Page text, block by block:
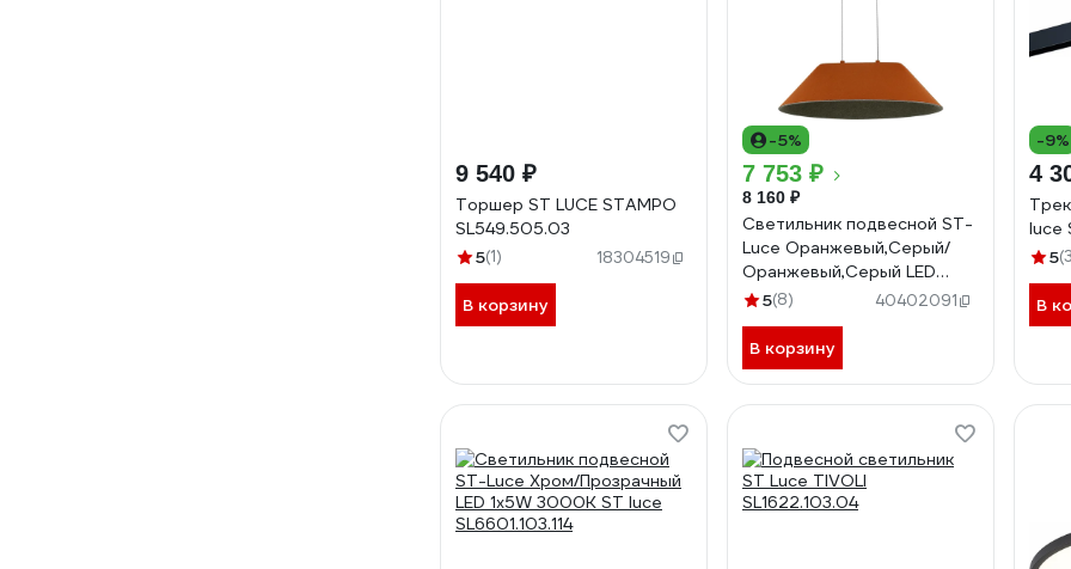
9 540 ₽
Торшер ST LUCE STAMPO
SL549.505.03
5(1) 18304519
В корзину
-5%
7 753 ₽
8 160 ₽
Светильник подвесной ST-
Luce Оранжевый,Серый/
Оранжевый,Серый LED
1х12W ST luce SL3001.723.01
5(8) 40402091
В корзину
-9%
4
luce
5
В